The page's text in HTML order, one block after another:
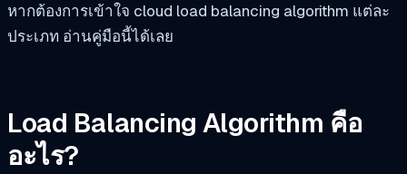
หากต้องการเข้าใจ cloud load balancing algorithm แต่ละ
ประเภท อ่านคู่มือนี้ได้เลย
Load Balancing Algorithm คือ
อะไร?